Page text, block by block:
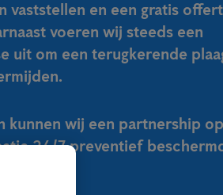
vaststellen en een gratis
voeren wij steeds een
uit om een terugkerende
kunnen wij een partnership
24/7 preventief